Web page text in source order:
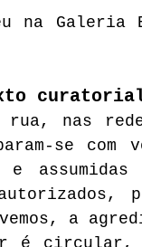
na
rua, nas
se
assumidas
autorizados,
a
é circular,